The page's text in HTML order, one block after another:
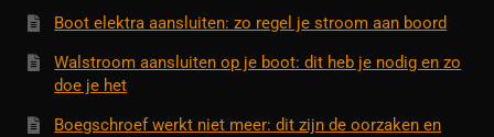
Boot elektra aansluiten: zo regel je stroom aan boord
Walstroom aansluiten op je boot: dit heb je nodig en zo
doe je het
Boegschroef werkt niet meer: dit zijn de oorzaken en